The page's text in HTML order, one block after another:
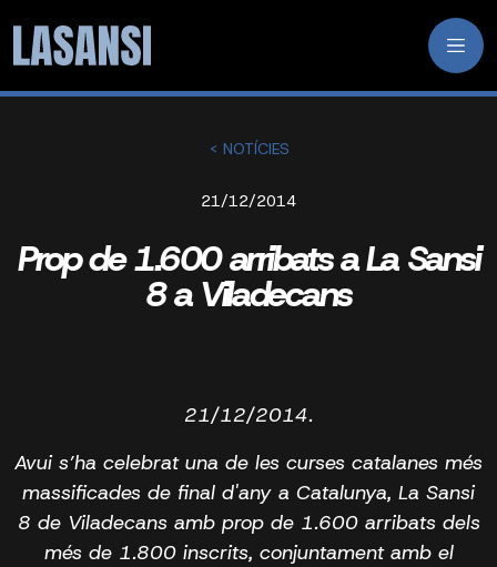
< NOTÍCIES
21/12/2014
Prop de 1.600 arribats a La Sansi
8 a Viladecans
21/12/2014.
Avui s’ha celebrat una de les curses catalanes més
massificades de final d'any a Catalunya, La Sansi
8 de Viladecans amb prop de 1.600 arribats dels
més de 1.800 inscrits, conjuntament amb el